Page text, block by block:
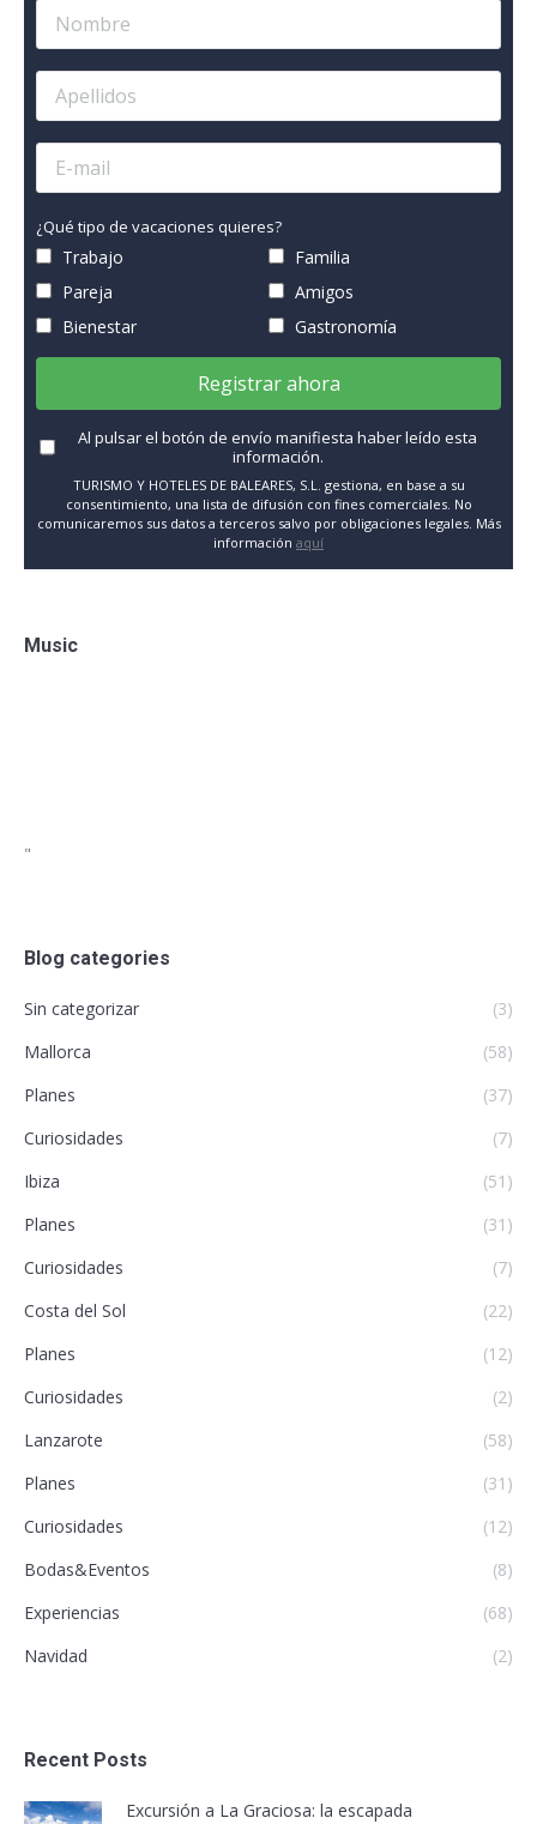
¿Qué tipo de vacaciones quieres?
Trabajo
Familia
Pareja
Amigos
Bienestar
Gastronomía
Registrar ahora
Al pulsar el botón de envío manifiesta haber leído esta
información.
TURISMO Y HOTELES DE BALEARES, S.L. gestiona, en base a su
consentimiento, una lista de difusión con fines comerciales. No
comunicaremos sus datos a terceros salvo por obligaciones legales. Más
información aquí
Music
"
Blog categories
Sin categorizar
(3)
Mallorca
(58)
Planes
(37)
Curiosidades
(7)
Ibiza
(51)
Planes
(31)
Curiosidades
(7)
Costa del Sol
(22)
Planes
(12)
Curiosidades
(2)
Lanzarote
(58)
Planes
(31)
Curiosidades
(12)
Bodas&Eventos
(8)
Experiencias
(68)
Navidad
(2)
Recent Posts
Excursión a La Graciosa: la escapada